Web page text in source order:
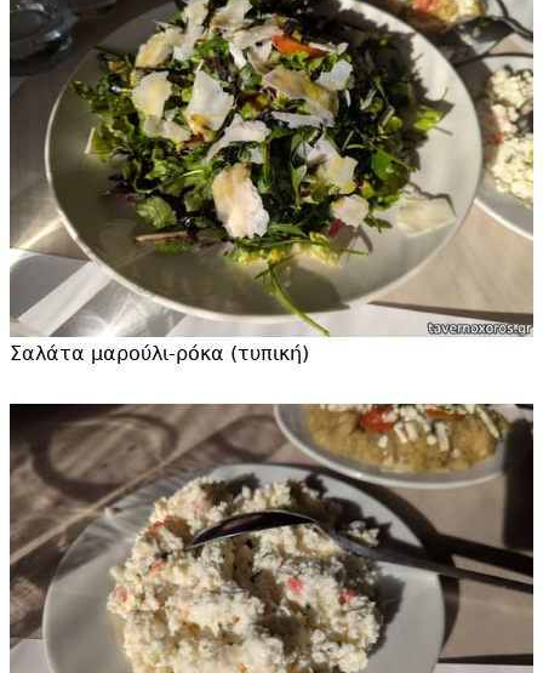
Σαλάτα μαρούλι-ρόκα (τυπική)